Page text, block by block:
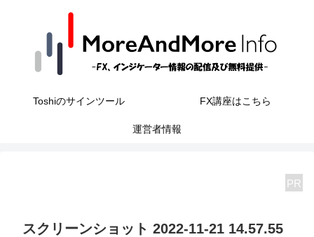
Toshiのサインツール FX講座はこちら
運営者情報
PR
スクリーンショット 2022-11-21 14.57.55